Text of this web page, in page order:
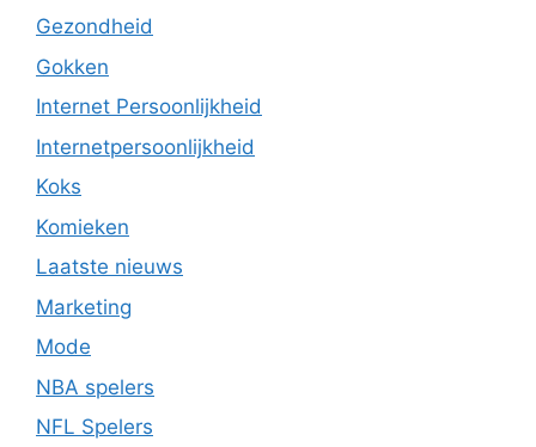
Gezondheid
Gokken
Internet Persoonlijkheid
Internetpersoonlijkheid
Koks
Komieken
Laatste nieuws
Marketing
Mode
NBA spelers
NFL Spelers